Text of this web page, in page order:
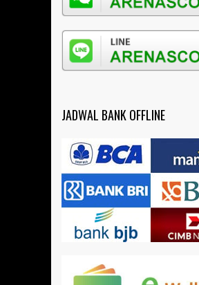
JADWAL BANK OFFLINE